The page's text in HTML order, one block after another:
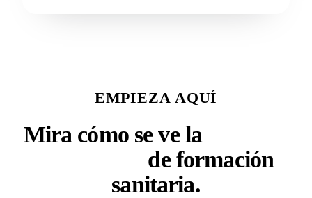
EMPIEZA AQUÍ
Mira cómo se ve la
de formación
sanitaria.